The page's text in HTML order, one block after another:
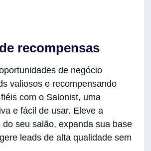
recompensas
de negócio
valiosos e recompensando
com o Salonist, uma
e fácil de usar. Eleve a
do seu salão, expanda sua base
leads de alta qualidade sem